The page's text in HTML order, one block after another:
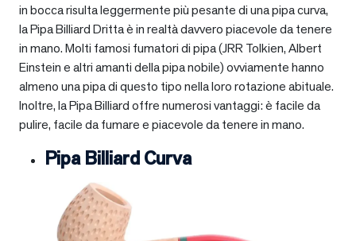
in bocca risulta leggermente più pesante di una pipa curva,
la Pipa Billiard Dritta è in realtà davvero piacevole da tenere
in mano. Molti famosi fumatori di pipa (JRR Tolkien, Albert
Einstein e altri amanti della pipa nobile) ovviamente hanno
almeno una pipa di questo tipo nella loro rotazione abituale.
Inoltre, la Pipa Billiard offre numerosi vantaggi: è facile da
pulire, facile da fumare e piacevole da tenere in mano.
Pipa Billiard Curva